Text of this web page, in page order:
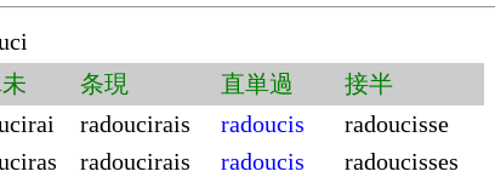
条現 直単過
接半
radoucirais radoucis
radoucisse
radoucirais radoucis
radoucisses